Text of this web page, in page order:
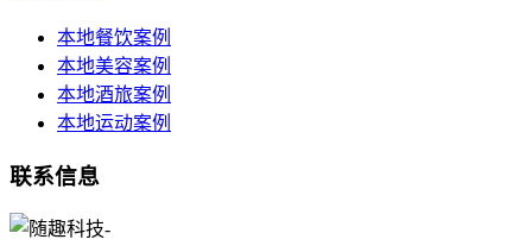
本地餐饮案例
本地美容案例
本地酒旅案例
本地运动案例
联系信息